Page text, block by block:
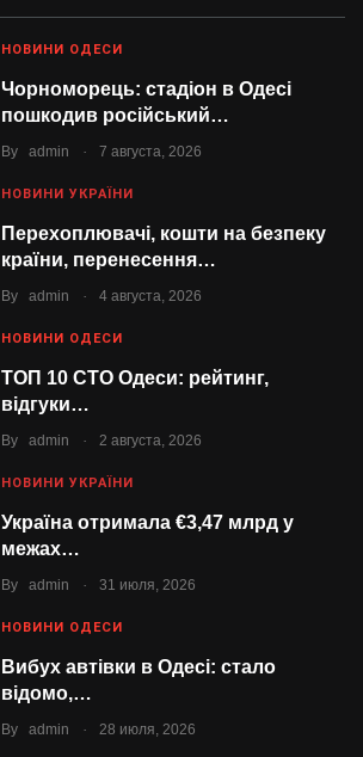
НОВИНИ ОДЕСИ
Чорноморець: стадіон в Одесі
пошкодив російський…
By admin . 7 августа, 2026
НОВИНИ УКРАЇНИ
Перехоплювачі, кошти на безпеку
країни, перенесення…
By admin . 4 августа, 2026
НОВИНИ ОДЕСИ
ТОП 10 СТО Одеси: рейтинг,
відгуки…
By admin . 2 августа, 2026
НОВИНИ УКРАЇНИ
Україна отримала €3,47 млрд у
межах…
By admin . 31 июля, 2026
НОВИНИ ОДЕСИ
Вибух автівки в Одесі: стало
відомо,…
By admin . 28 июля, 2026